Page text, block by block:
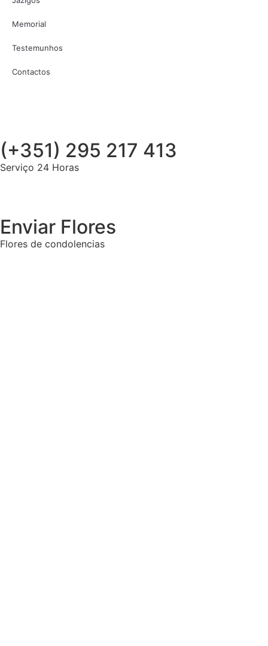
Memorial
Testemunhos
Contactos
(+351) 295 217 413
Serviço 24 Horas
Enviar Flores
Flores de condolencias